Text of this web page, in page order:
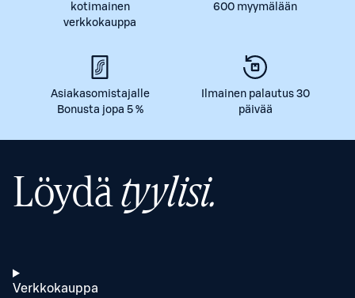
kotimainen
verkkokauppa
600 myymälään
Asiakasomistajalle
Bonusta jopa 5 %
Ilmainen palautus 30
päivää
Löydätyylisi.
Verkkokauppa